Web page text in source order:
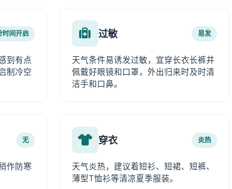
时间开启
到有点
制冷空
过敏 易发
天气条件易诱发过敏，宜穿长衣长裤并
佩戴好眼镜和口罩，外出归来时及时清
洁手和口鼻。
无
作防寒
穿衣 炎热
天气炎热，建议着短衫、短裙、短裤、
薄型T恤衫等清凉夏季服装。